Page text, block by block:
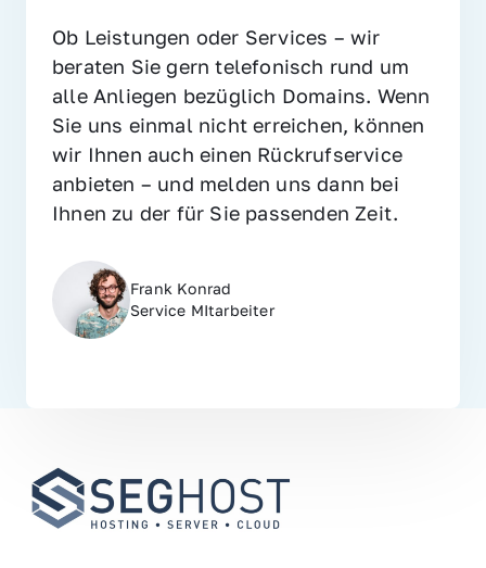
Ob Leistungen oder Services – wir
beraten Sie gern telefonisch rund um
alle Anliegen bezüglich Domains. Wenn
Sie uns einmal nicht erreichen, können
wir Ihnen auch einen Rückrufservice
anbieten – und melden uns dann bei
Ihnen zu der für Sie passenden Zeit.
Frank Konrad
Service MItarbeiter